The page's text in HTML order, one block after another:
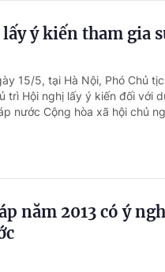
ý kiến tham gia
15/5, tại Hà Nội, Phó Chủ
trì Hội nghị lấy ý kiến đối với
nước Cộng hòa xã hội chủ
năm 2013 có ý